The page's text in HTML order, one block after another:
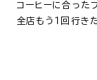
コーヒーに合った
全店もう１回行き